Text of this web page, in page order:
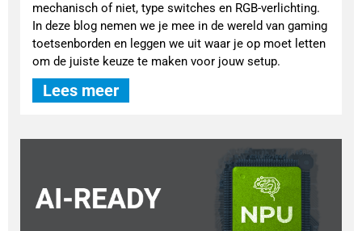
mechanisch of niet, type switches en RGB-verlichting.
In deze blog nemen we je mee in de wereld van gaming
toetsenborden en leggen we uit waar je op moet letten
om de juiste keuze te maken voor jouw setup.
Lees meer